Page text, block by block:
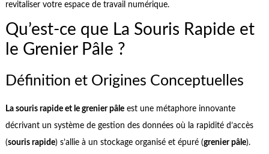
revitaliser votre espace de travail numérique.
Qu’est-ce que La Souris Rapide et
le Grenier Pâle ?
Définition et Origines Conceptuelles
La souris rapide et le grenier pâleest une métaphore innovante
décrivant un système de gestion des données où la rapidité d’accès
(souris rapide) s’allie à un stockage organisé et épuré (grenier pâle).